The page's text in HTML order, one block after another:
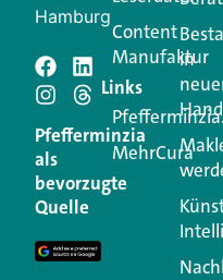
Schreiben
Kommentar
Ihre E-Mail-Adresse
Erforderliche Felder
Kommentar
Hamburg
Pfefferminzia
als
bevorzugte
Quelle
Content
Manufaktur
Links
MehrCura
in
Hand